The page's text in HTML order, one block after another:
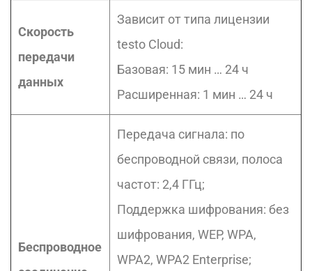
Скорость
передачи
данных
Зависит от типа лицензии
testo Cloud:
Базовая: 15 мин … 24 ч
Расширенная: 1 мин … 24 ч
Беспроводное
Передача сигнала: по
беспроводной связи, полоса
частот: 2,4 ГГц;
Поддержка шифрования: без
шифрования, WEP, WPA,
WPA2, WPA2 Enterprise;